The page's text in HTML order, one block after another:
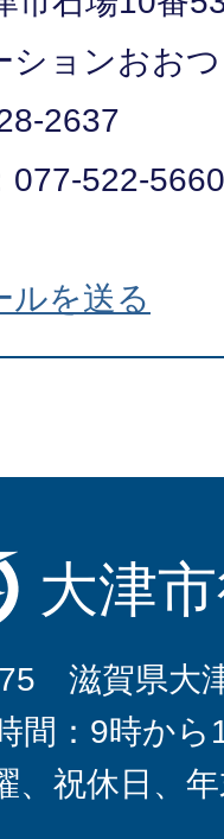
ションおお
2637
077-522-5660
ルを送る
大津
滋賀県大
間：9時から
、祝休日、